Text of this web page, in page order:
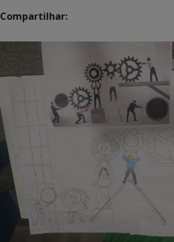
Compartilhar: